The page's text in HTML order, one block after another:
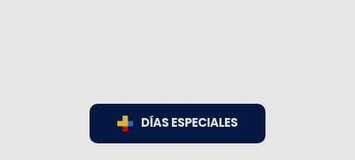
DÍAS ESPECIALES